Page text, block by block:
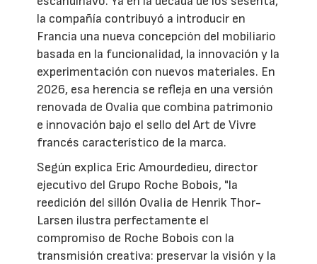
la compañía contribuyó a introducir en
Francia una nueva concepción del mobiliario
basada en la funcionalidad, la innovación y la
experimentación con nuevos materiales. En
2026, esa herencia se refleja en una versión
renovada de Ovalia que combina patrimonio
e innovación bajo el sello del Art de Vivre
francés característico de la marca.
Según explica Eric Amourdedieu, director
ejecutivo del Grupo Roche Bobois, "la
reedición del sillón Ovalia de Henrik Thor-
Larsen ilustra perfectamente el
compromiso de Roche Bobois con la
transmisión creativa: preservar la visión y la